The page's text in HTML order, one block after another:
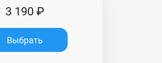
3 190 ₽
Выбрать